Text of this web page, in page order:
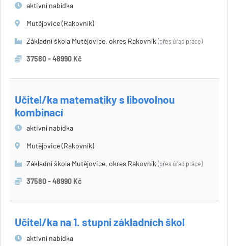
aktivní nabídka
Mutějovice (Rakovník)
Základní škola Mutějovice, okres Rakovník (přes úřad práce)
37580 - 48990 Kč
Učitel/ka matematiky s libovolnou
kombinací
aktivní nabídka
Mutějovice (Rakovník)
Základní škola Mutějovice, okres Rakovník (přes úřad práce)
37580 - 48990 Kč
Učitel/ka na 1. stupni základních škol
aktivní nabídka